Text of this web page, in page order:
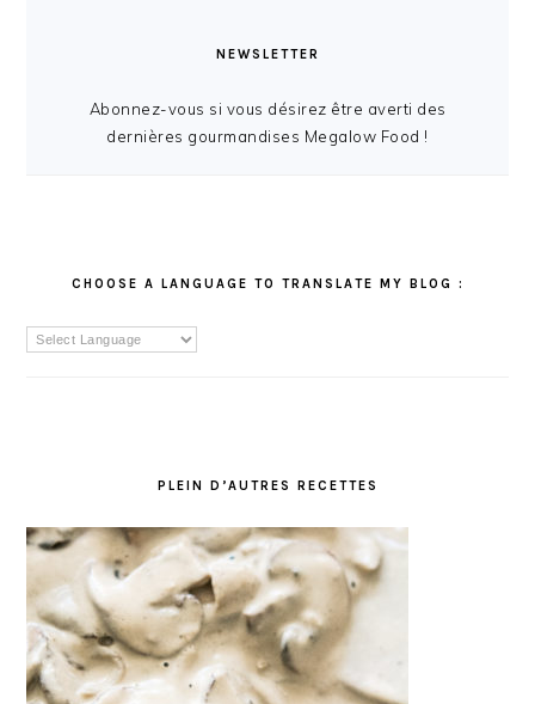
NEWSLETTER
Abonnez-vous si vous désirez être averti des
dernières gourmandises Megalow Food !
CHOOSE A LANGUAGE TO TRANSLATE MY BLOG :
PLEIN D’AUTRES RECETTES